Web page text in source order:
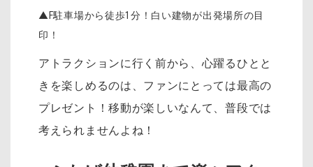
▲F駐車場から徒歩1分！白い建物が出発場所の目
印！
アトラクションに行く前から、心躍るひとと
きを楽しめるのは、ファンにとっては最高の
プレゼント！移動が楽しいなんて、普段では
考えられませんよね！